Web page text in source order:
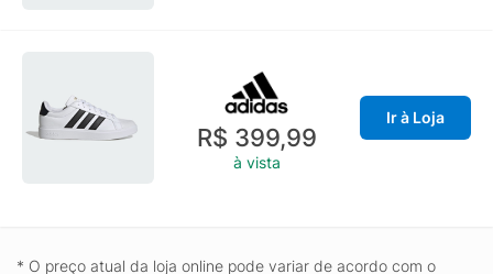
R$ 399,99
à vista
Ir à Loja
* O preço atual da loja online pode variar de acordo com o